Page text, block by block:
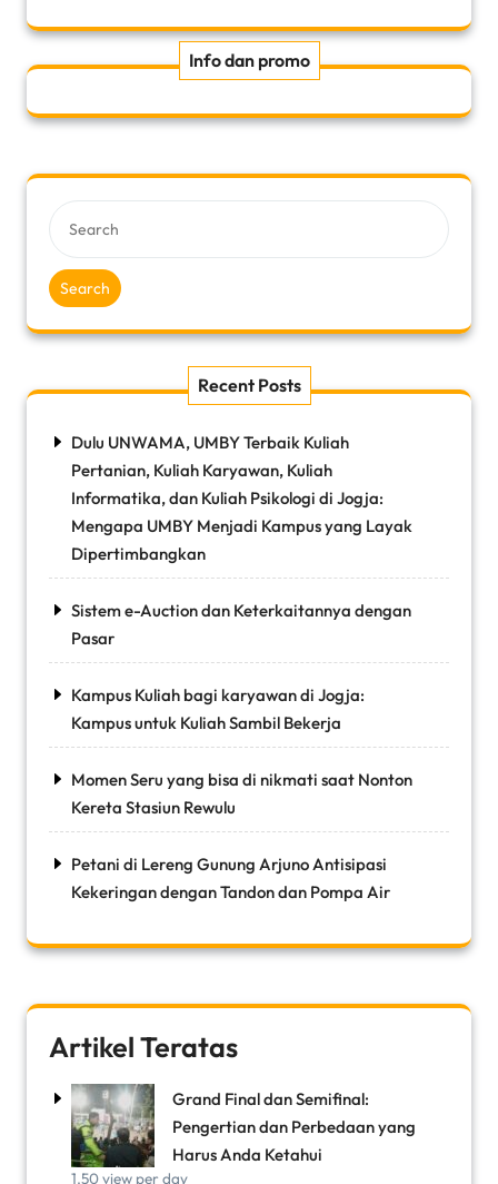
Info dan promo
Search
Recent Posts
Dulu UNWAMA, UMBY Terbaik Kuliah
Pertanian, Kuliah Karyawan, Kuliah
Informatika, dan Kuliah Psikologi di Jogja:
Mengapa UMBY Menjadi Kampus yang Layak
Dipertimbangkan
Sistem e-Auction dan Keterkaitannya dengan
Pasar
Kampus Kuliah bagi karyawan di Jogja:
Kampus untuk Kuliah Sambil Bekerja
Momen Seru yang bisa di nikmati saat Nonton
Kereta Stasiun Rewulu
Petani di Lereng Gunung Arjuno Antisipasi
Kekeringan dengan Tandon dan Pompa Air
Artikel Teratas
Grand Final dan Semifinal:
Pengertian dan Perbedaan yang
Harus Anda Ketahui
1.50 view per day